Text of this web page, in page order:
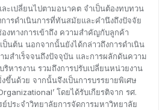
ะเปลี่ยนไปตามอนาคต จำเป็นต้องทบทวน
ารดำเนินการที่ทันสมัยและคำนึงถึงปัจจัย
งทางการเข้าถึง ความสำคัญกับลูกค้า
นต้น นอกจากนั้นยังได้กล่าวถึงการดำเนิน
มสำเร็จจนถึงปัจจุบัน และการผลักดันความ
ริหารงาน รวมถึงการปรับเปลี่ยนหน่วยงาน
ขึ้นด้วย จากนั้นจึงเป็นการบรรยายพิเศษ
โดยได้รับเกียรติจาก รศ.
ประจำวิทยาลัยการจัดการมหาวิทยาลัย